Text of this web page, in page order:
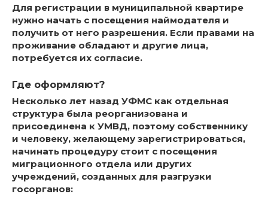
Для регистрации в муниципальной квартире
нужно начать с посещения наймодателя и
получить от него разрешения. Если правами на
проживание обладают и другие лица,
потребуется их согласие.
Где оформляют?
Несколько лет назад УФМС как отдельная
структура была реорганизована и
присоединена к УМВД, поэтому собственнику
и человеку, желающему зарегистрироваться,
начинать процедуру стоит с посещения
миграционного отдела или других
учреждений, созданных для разгрузки
госорганов: